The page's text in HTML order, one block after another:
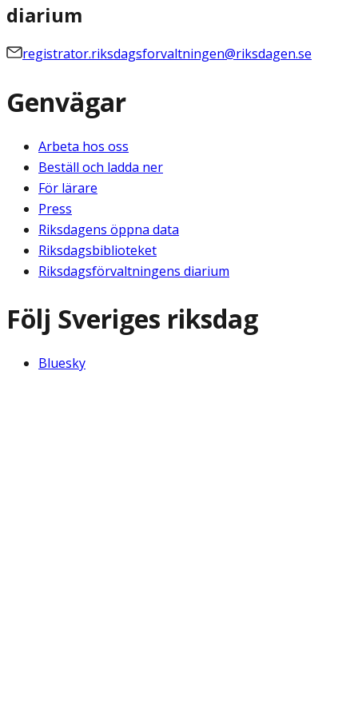
diarium
registrator.riksdagsforvaltningen@riksdagen.se
Genvägar
Arbeta hos oss
Beställ och ladda ner
För lärare
Press
Riksdagens öppna data
Riksdagsbiblioteket
Riksdagsförvaltningens diarium
Följ Sveriges riksdag
Bluesky